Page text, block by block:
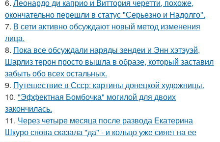
6. Леонардо ди каприо и Виттория черетти, похоже,
окончательно перешли в статус "Серьезно и Надолго".
7. В сети активно обсуждают новый метод изменения
лица.
8. Пока все обсуждали наряды зендеи и Энн хэтэуэй,
Шарлиз терон просто вышла в образе, который заставил
забыть обо всех остальных.
9. Путешествие в Ссср: картины донецкой художницы.
10. "Эффектная Бомбочка" могилой для двоих
закончилась.
11. Через четыре месяца после развода Екатерина
Шкуро снова сказала "да" - и кольцо уже сияет на ее